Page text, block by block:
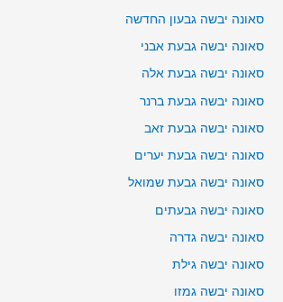
סאונה יבשה גבעון החדשה
סאונה יבשה גבעת אבני
סאונה יבשה גבעת אלה
סאונה יבשה גבעת ברנר
סאונה יבשה גבעת זאב
סאונה יבשה גבעת יערים
סאונה יבשה גבעת שמואל
סאונה יבשה גבעתים
סאונה יבשה גדרה
סאונה יבשה גילת
סאונה יבשה גמזו